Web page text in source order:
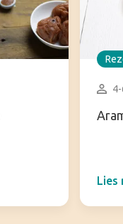
Lies